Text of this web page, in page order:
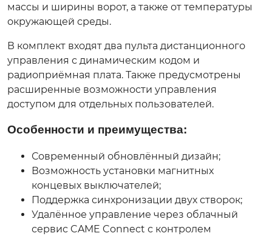
массы и ширины ворот, а также от температуры
окружающей среды.
В комплект входят два пульта дистанционного
управления с динамическим кодом и
радиоприёмная плата. Также предусмотрены
расширенные возможности управления
доступом для отдельных пользователей.
Особенности и преимущества:
Современный обновлённый дизайн;
Возможность установки магнитных
концевых выключателей;
Поддержка синхронизации двух створок;
Удалённое управление через облачный
сервис CAME Connect с контролем